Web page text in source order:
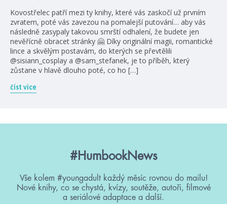
Kovostřelec patří mezi ty knihy, které vás zaskočí už prvním
zvratem, poté vás zavezou na pomalejší putování… aby vás
následně zasypaly takovou smrští odhalení, že budete jen
nevěřícně obracet stránky 🤗 Díky originální magii, romantické
lince a skvělým postavám, do kterých se převtělili
@sisiann_cosplay a @sam_stefanek, je to příběh, který
zůstane v hlavě dlouho poté, co ho […]
číst více
#HumbookNews
Vše kolem #youngadult každý měsíc rovnou do mailu!
Nové knihy, co se chystá, kvízy, soutěže, autoři, filmové
a seriálové adaptace a další.